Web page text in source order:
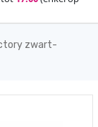
zwart-